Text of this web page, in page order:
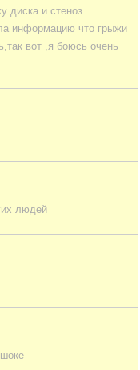
диска и стеноз
информацию что грыжи
вот ,я боюсь очень
людей